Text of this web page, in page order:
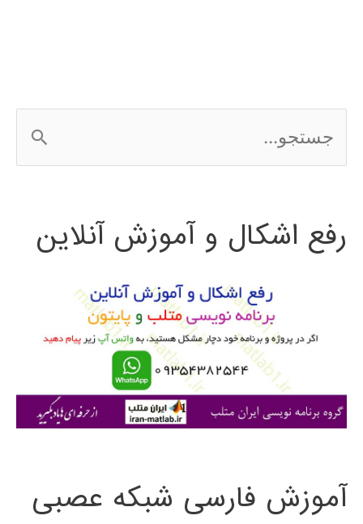
س
ج
ی
رفع اشکال و آموزش آنلاین
آموزش فارسی شبکه عصبی